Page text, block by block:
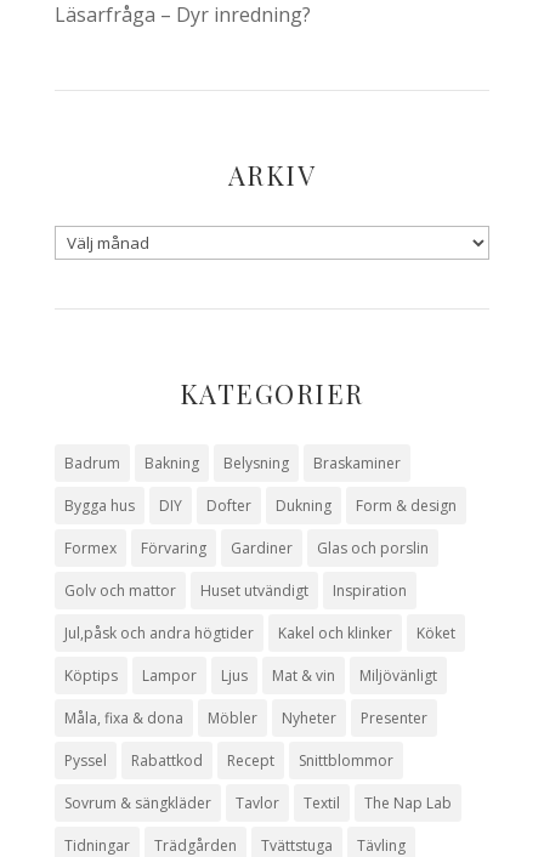
Läsarfråga – Dyr inredning?
ARKIV
KATEGORIER
Badrum Bakning Belysning Braskaminer
Bygga hus DIY Dofter Dukning Form & design
Formex Förvaring Gardiner Glas och porslin
Golv och mattor Huset utvändigt Inspiration
Jul,påsk och andra högtider Kakel och klinker Köket
Köptips Lampor Ljus Mat & vin Miljövänligt
Måla, fixa & dona Möbler Nyheter Presenter
Pyssel Rabattkod Recept Snittblommor
Sovrum & sängkläder Tavlor Textil The Nap Lab
Tidningar Trädgården Tvättstuga Tävling